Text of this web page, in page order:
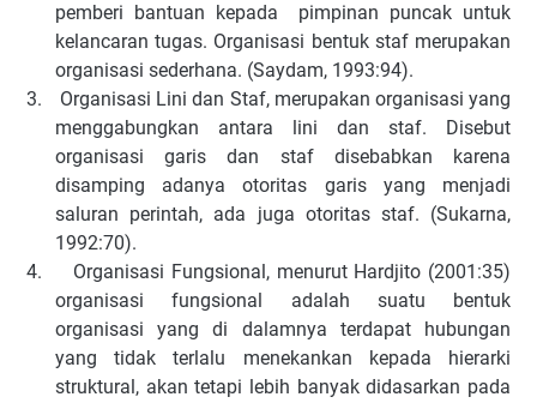
pemberi bantuan kepada pimpinan puncak untuk
kelancaran tugas. Organisasi bentuk staf merupakan
organisasi sederhana. (Saydam, 1993:94).
3.
Organisasi Lini dan Staf, merupakan organisasi yang
menggabungkan antara lini dan staf. Disebut
organisasi garis dan staf disebabkan karena
disamping adanya otoritas garis yang menjadi
saluran perintah, ada juga otoritas staf. (Sukarna,
1992:70).
4.
Organisasi Fungsional, menurut Hardjito (2001:35)
organisasi fungsional adalah suatu bentuk
organisasi yang di dalamnya terdapat hubungan
yang tidak terlalu menekankan kepada hierarki
struktural, akan tetapi lebih banyak didasarkan pada